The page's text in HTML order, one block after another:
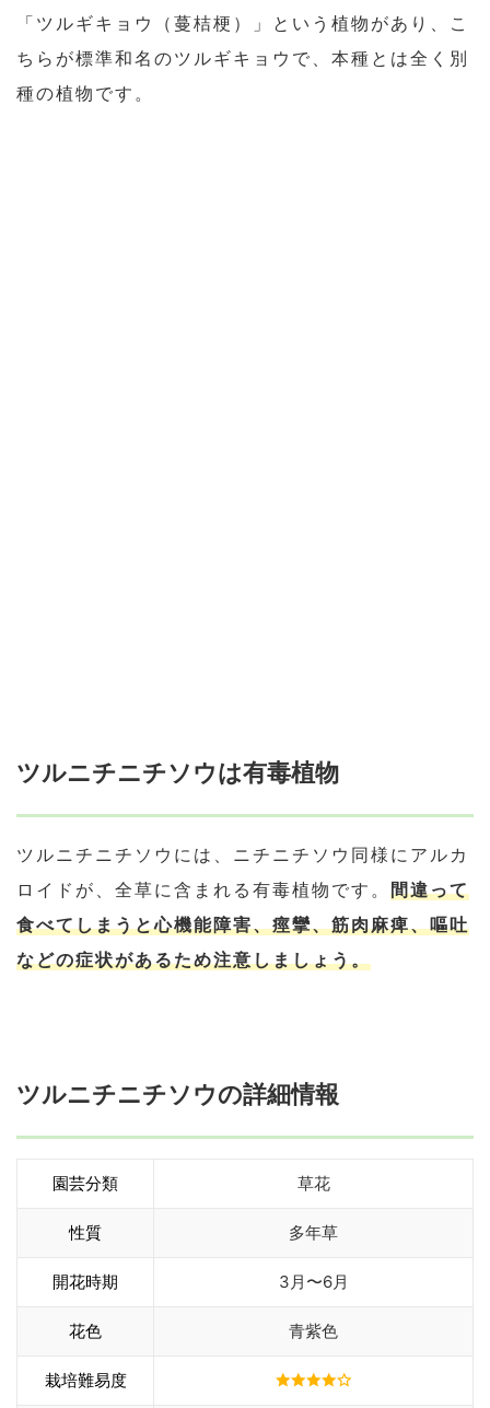
「ツルギキョウ（蔓桔梗）」という植物があり、こ
ちらが標準和名のツルギキョウで、本種とは全く別
種の植物です。
ツルニチニチソウは有毒植物
ツルニチニチソウには、ニチニチソウ同様にアルカ
ロイドが、全草に含まれる有毒植物です。 間違って
食べてしまうと心機能障害、痙攣、筋肉麻痺、嘔吐
などの症状があるため注意しましょう。
ツルニチニチソウの詳細情報
園芸分類 草花
性質 多年草
開花時期 3月〜6月
花色 青紫色
栽培難易度